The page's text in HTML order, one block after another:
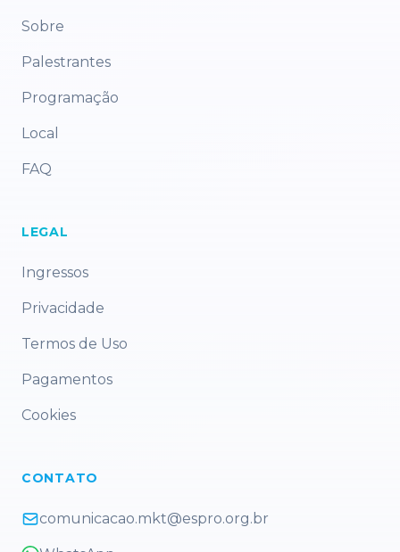
Sobre
Palestrantes
Programação
Local
FAQ
LEGAL
Ingressos
Privacidade
Termos de Uso
Pagamentos
Cookies
CONTATO
comunicacao.mkt@espro.org.br